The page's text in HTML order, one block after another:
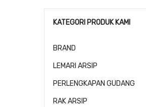
KATEGORI PRODUK KAMI
BRAND
LEMARI ARSIP
PERLENGKAPAN GUDANG
RAK ARSIP